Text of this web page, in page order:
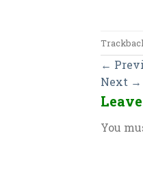
←
Next →
You